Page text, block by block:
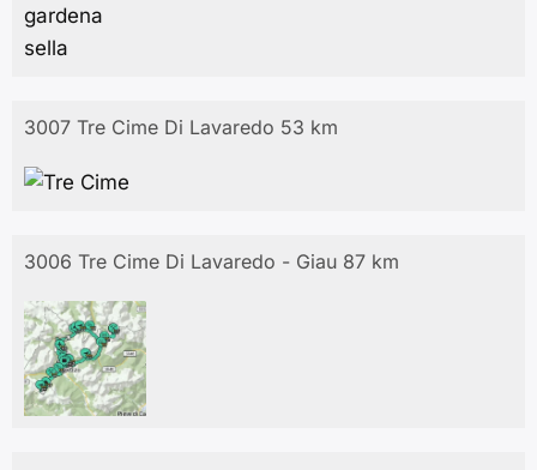
3007 Tre Cime Di Lavaredo 53 km
3006 Tre Cime Di Lavaredo - Giau 87 km